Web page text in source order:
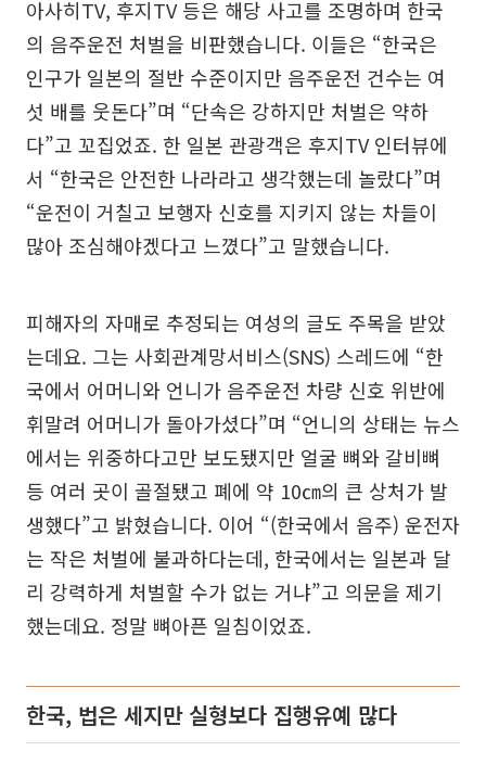
아사히TV, 후지TV 등은 해당 사고를 조명하며 한국
의 음주운전 처벌을 비판했습니다. 이들은 “한국은
인구가 일본의 절반 수준이지만 음주운전 건수는 여
섯 배를 웃돈다”며 “단속은 강하지만 처벌은 약하
다”고 꼬집었죠. 한 일본 관광객은 후지TV 인터뷰에
서 “한국은 안전한 나라라고 생각했는데 놀랐다”며
“운전이 거칠고 보행자 신호를 지키지 않는 차들이
많아 조심해야겠다고 느꼈다”고 말했습니다.
피해자의 자매로 추정되는 여성의 글도 주목을 받았
는데요. 그는 사회관계망서비스(SNS) 스레드에 “한
국에서 어머니와 언니가 음주운전 차량 신호 위반에
휘말려 어머니가 돌아가셨다”며 “언니의 상태는 뉴스
에서는 위중하다고만 보도됐지만 얼굴 뼈와 갈비뼈
등 여러 곳이 골절됐고 폐에 약 10㎝의 큰 상처가 발
생했다”고 밝혔습니다. 이어 “(한국에서 음주) 운전자
는 작은 처벌에 불과하다는데, 한국에서는 일본과 달
리 강력하게 처벌할 수가 없는 거냐”고 의문을 제기
했는데요. 정말 뼈아픈 일침이었죠.
한국, 법은 세지만 실형보다 집행유예 많다